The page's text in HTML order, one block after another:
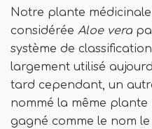
Notre plante
considérée Aloe vera
système de
largement utilisé
tard cependant, un
nommé la même plante
gagné comme le nom